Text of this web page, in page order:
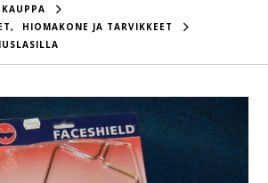
,
HIOMAKONE JA TARVIKKEET